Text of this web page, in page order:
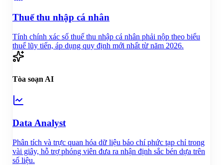
Thuế thu nhập cá nhân
Tính chính xác số thuế thu nhập cá nhân phải nộp theo biểu
thuế lũy tiến, áp dụng quy định mới nhất từ năm 2026.
Tòa soạn AI
Data Analyst
Phân tích và trực quan hóa dữ liệu báo chí phức tạp chỉ trong
vài giây, hỗ trợ phóng viên đưa ra nhận định sắc bén dựa trên
số liệu.